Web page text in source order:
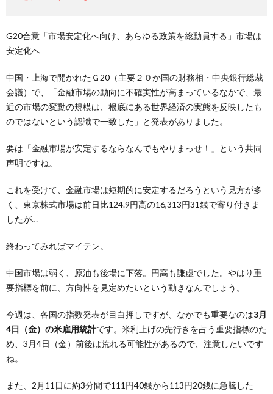
G20合意「市場安定化へ向け、あらゆる政策を総動員する」市場は
安定化へ
中国・上海で開かれたＧ20（主要２０か国の財務相・中央銀行総裁
会議）で、「金融市場の動向に不確実性が高まっているなかで、最
近の市場の変動の規模は、根底にある世界経済の実態を反映したも
のではないという認識で一致した」と発表がありました。
要は「金融市場が安定するならなんでもやりまっせ！」という共同
声明ですね。
これを受けて、金融市場は短期的に安定するだろうという見方が多
く、東京株式市場は前日比124.9円高の16,313円31銭で寄り付きま
したが…
終わってみればマイテン。
中国市場は弱く、原油も後場に下落。円高も謙虚でした。やはり重
要指標を前に、方向性を見定めたいという動きなんでしょう。
今週は、各国の指数発表が目白押しですが、なかでも重要なのは3月
4日（金）の米雇用統計です。米利上げの先行きを占う重要指標のた
め、3月4日（金）前後は荒れる可能性があるので、注意したいです
ね。
また、2月11日に約3分間で111円40銭から113円20銭に急騰した